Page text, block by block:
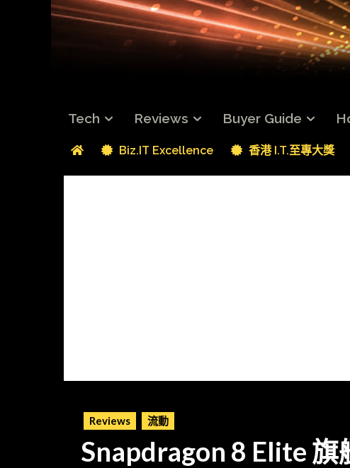
Tech Reviews Buyer Guide
Biz.IT Excellence 香港 I.T.至專大獎
Reviews 流動
Snapdragon 8 Elite